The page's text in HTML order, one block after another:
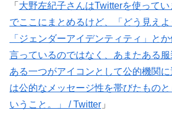
「 大野左紀子さんはTwitterを使って
でここにまとめるけど、「どう見え
「ジェンダーアイデンティティ」と
言っているのではなく、あまたある服
ある一つがアイコンとして公的機関
は公的なメッセージ性を帯びたもの
いうこと。」 / Twitter 」